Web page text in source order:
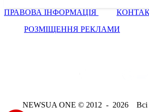
ПРАВОВА ІНФОРМАЦІЯ
РОЗМІЩЕННЯ РЕКЛАМИ
NEWSUA ONE © 2012 - 2026 Всі